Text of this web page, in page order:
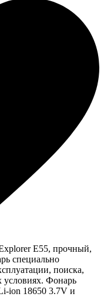
E55, прочный,
специально
поиска,
условиях. Фонарь
ion 18650 3.7V и